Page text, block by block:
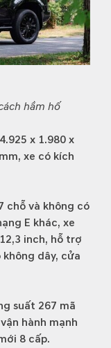
hầm hố
x 1.980 x
xe có kích
chỗ và không có
E khác, xe
inch, hỗ trợ
dây, cửa
suất 267 mã
hành mạnh
8 cấp.